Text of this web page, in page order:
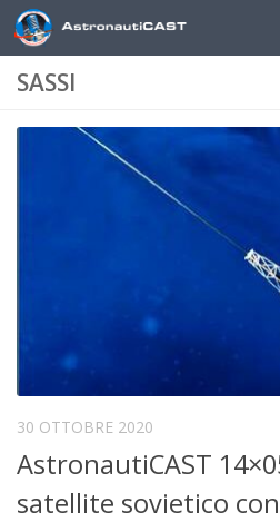
Sotto il contenuto
SASSI
30 OTTOBRE 2020
AstronautiCAST
satellite sovietico con